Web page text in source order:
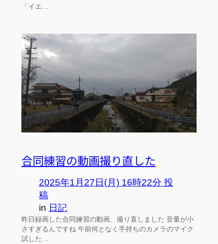
「イエ…
合同練習の動画撮り直した
2025年1月27日(月) 16時22分 投
稿
in 日記
昨日録画した合同練習の動画、撮り直しました 音量が小
さすぎるんですね 午前何となく手持ちのカメラのマイク
試した…